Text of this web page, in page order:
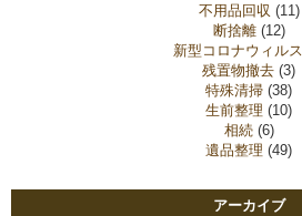
不用品回収 (11)
断捨離(12)
新型コロナウィルス
残置物撤去 (3)
特殊清掃 (38)
生前整理 (10)
相続(6)
遺品整理 (49)
アーカイブ